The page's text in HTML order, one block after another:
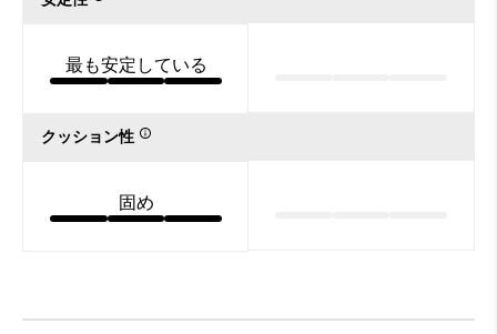
最も安定している
クッション性
固め